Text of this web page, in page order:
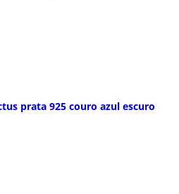
prata 925 couro azul escuro